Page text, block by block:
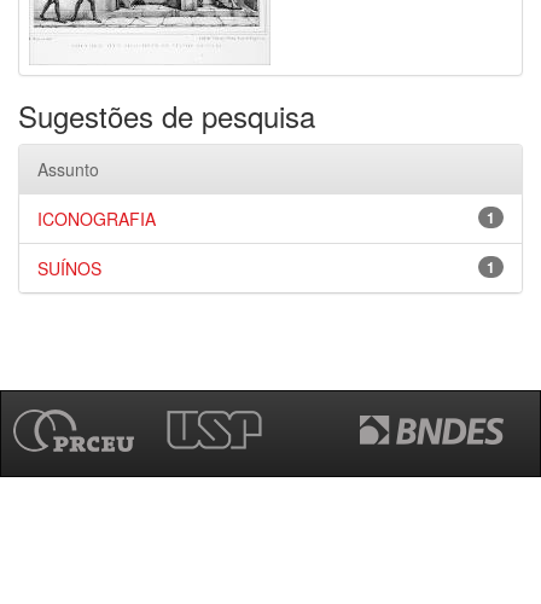
Sugestões de pesquisa
Assunto
1
ICONOGRAFIA
1
SUÍNOS